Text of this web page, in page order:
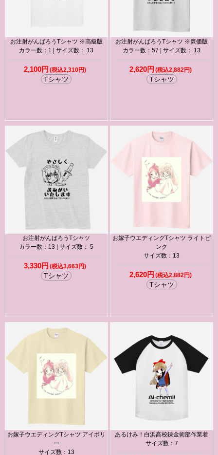
お注射がんばろうTシャツ ※高級版
カラー数：1 | サイズ数： 13
2,100円 (税込2,310円)
Tシャツ
お注射がんばろうTシャツ ※廉価版
カラー数：57 | サイズ数： 13
2,620円 (税込2,882円)
Tシャツ
お注射がんばろうTシャツ
カラー数：13 | サイズ数： 5
3,330円 (税込3,663円)
Tシャツ
お嫁子ウエディングTシャツ ライトピ
ンク
サイズ数：13
2,620円 (税込2,882円)
Tシャツ
お嫁子ウエディングTシャツ アイボリ
ー
サイズ数：13
あるけみ！白浜高校錬金術部作業着
サイズ数：7